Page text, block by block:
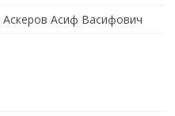
Аскеров Асиф Васифович